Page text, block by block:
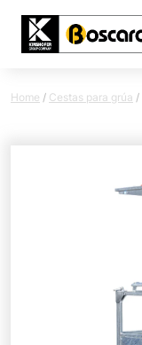
Home / Cestas para grúa /